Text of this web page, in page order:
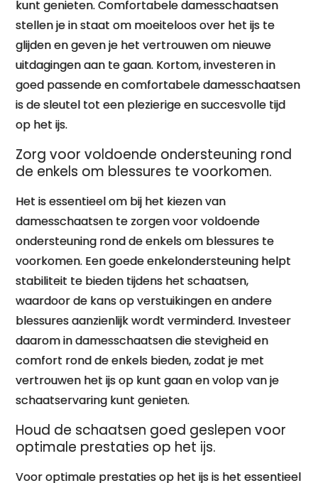
kunt genieten. Comfortabele damesschaatsen
stellen je in staat om moeiteloos over het ijs te
glijden en geven je het vertrouwen om nieuwe
uitdagingen aan te gaan. Kortom, investeren in
goed passende en comfortabele damesschaatsen
is de sleutel tot een plezierige en succesvolle tijd
op het ijs.
Zorg voor voldoende ondersteuning rond
de enkels om blessures te voorkomen.
Het is essentieel om bij het kiezen van
damesschaatsen te zorgen voor voldoende
ondersteuning rond de enkels om blessures te
voorkomen. Een goede enkelondersteuning helpt
stabiliteit te bieden tijdens het schaatsen,
waardoor de kans op verstuikingen en andere
blessures aanzienlijk wordt verminderd. Investeer
daarom in damesschaatsen die stevigheid en
comfort rond de enkels bieden, zodat je met
vertrouwen het ijs op kunt gaan en volop van je
schaatservaring kunt genieten.
Houd de schaatsen goed geslepen voor
optimale prestaties op het ijs.
Voor optimale prestaties op het ijs is het essentieel